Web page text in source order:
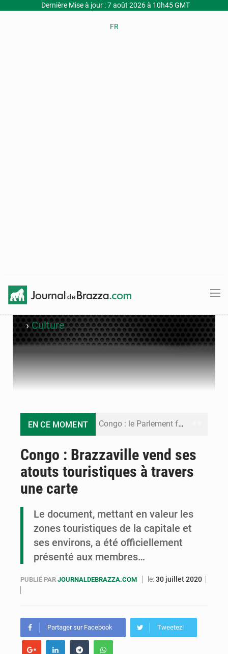
Dernière Mise à jour : 7 août 2026 à 10h45 GMT
FR
›Culture
EN CE MOMENT Congo : le Parlement formule 28 recommandations sur le Cadre budgétaire 2027-2029
Congo : la Grande foire agricole pour renforcer la souveraineté alimentaire
Le Congo se dote d’un programme national pour valoriser les produits forestiers non ligneux
Congo : Brazzaville vend ses
atouts touristiques à travers
une carte
Le document, mettant en valeur les
zones touristiques de la capitale et
ses environs, a été officiellement
présenté aux membres…
PUBLIÉ PAR JOURNALDEBRAZZA.COM le:30 juillet 2020
Partager sur Facebook Tweetez!